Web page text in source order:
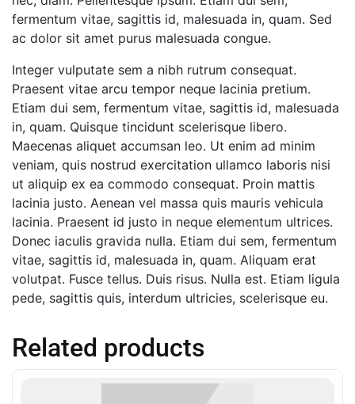
fermentum vitae, sagittis id, malesuada in, quam. Sed
ac dolor sit amet purus malesuada congue.
Integer vulputate sem a nibh rutrum consequat.
Praesent vitae arcu tempor neque lacinia pretium.
Etiam dui sem, fermentum vitae, sagittis id, malesuada
in, quam. Quisque tincidunt scelerisque libero.
Maecenas aliquet accumsan leo. Ut enim ad minim
veniam, quis nostrud exercitation ullamco laboris nisi
ut aliquip ex ea commodo consequat. Proin mattis
lacinia justo. Aenean vel massa quis mauris vehicula
lacinia. Praesent id justo in neque elementum ultrices.
Donec iaculis gravida nulla. Etiam dui sem, fermentum
vitae, sagittis id, malesuada in, quam. Aliquam erat
volutpat. Fusce tellus. Duis risus. Nulla est. Etiam ligula
pede, sagittis quis, interdum ultricies, scelerisque eu.
Related products